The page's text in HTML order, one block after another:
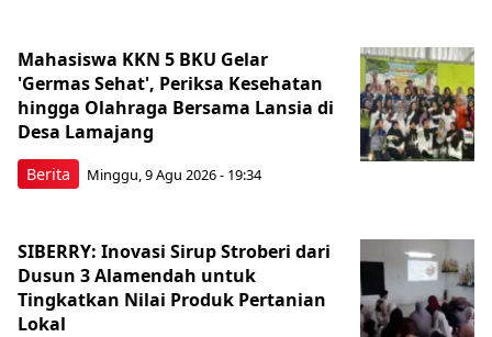
Berita
Mahasiswa KKN 5 BKU Gelar
'Germas Sehat', Periksa Kesehatan
hingga Olahraga Bersama Lansia di
Desa Lamajang
Minggu, 9 Agu 2026 - 19:34
SIBERRY: Inovasi Sirup Stroberi dari
Dusun 3 Alamendah untuk
Tingkatkan Nilai Produk Pertanian
Lokal